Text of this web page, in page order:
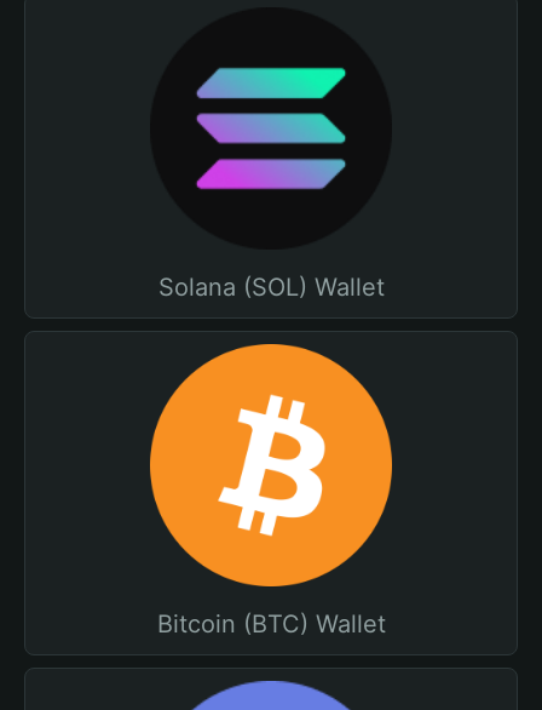
Solana (SOL) Wallet
Bitcoin (BTC) Wallet